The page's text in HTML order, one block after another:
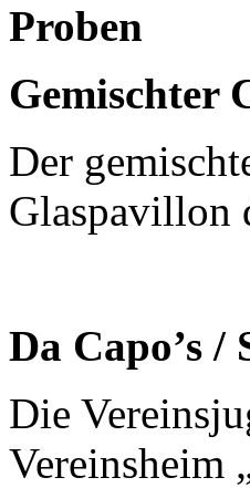
Proben
Gemischter
Der
Glaspavillon
Da Capo’s /
Die
Vereinsheim